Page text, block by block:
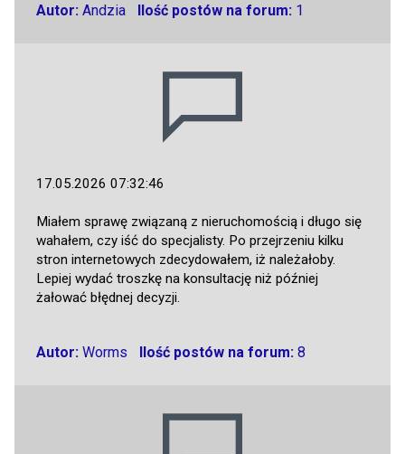
Autor: Andzia Ilość postów na forum: 1
17.05.2026 07:32:46
Miałem sprawę związaną z nieruchomością i długo się
wahałem, czy iść do specjalisty. Po przejrzeniu kilku
stron internetowych zdecydowałem, iż należałoby.
Lepiej wydać troszkę na konsultację niż później
żałować błędnej decyzji.
Autor: Worms Ilość postów na forum:8